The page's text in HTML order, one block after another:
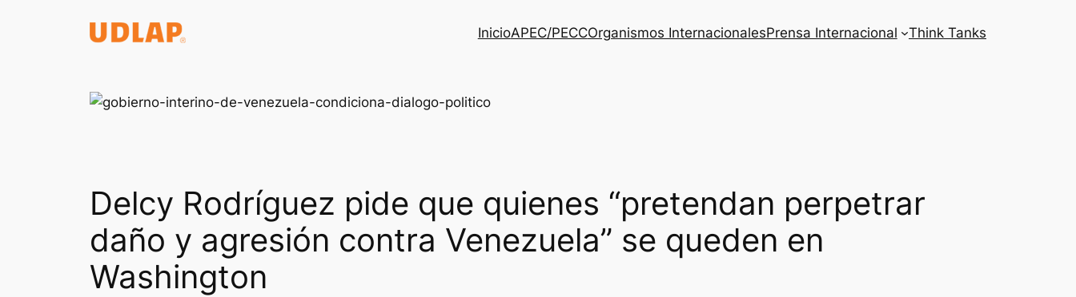
InicioAPEC/PECCOrganismos InternacionalesPrensa Internacional Think Tanks
Delcy Rodríguez pide que quienes “pretendan perpetrar
daño y agresión contra Venezuela” se queden en
Washington